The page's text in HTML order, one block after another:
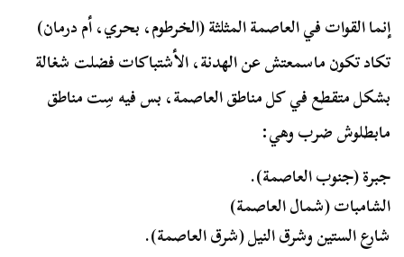
إنما القوات في العاصمة المثلثة (الخرطوم، بحري، أم درمان)
تكاد تكون ماسمعتش عن الهدنة، الأشتباكات فضلت شغالة
بشكل متقطع في كل مناطق العاصمة، بس فيه سِت مناطق
مابطلوش ضرب وهي:
جبرة (جنوب العاصمة).
الشامبات (شمال العاصمة)
شارع الستين وشرق النيل (شرق العاصمة).